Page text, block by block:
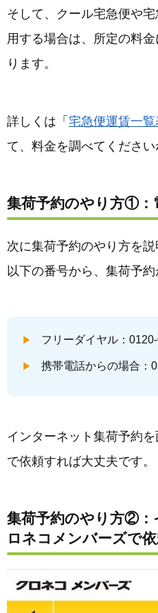
そして、クール宅急便や
用する場合は、所定の料
ります。
詳しくは「 宅急便運賃一覧
て、料金を調べてください
集荷予約のやり方①：
次に集荷予約のやり方を説
以下の番号から、集荷予約
フリーダイヤル：
携帯電話からの場合：
インターネット集荷予約
で依頼すれば大丈夫です。
集荷予約のやり方②：
ロネコメンバーズで